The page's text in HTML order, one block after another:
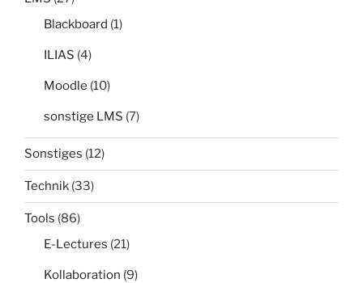
Blackboard (1)
ILIAS (4)
Moodle (10)
sonstige LMS (7)
Sonstiges (12)
Technik (33)
Tools (86)
E-Lectures (21)
Kollaboration (9)